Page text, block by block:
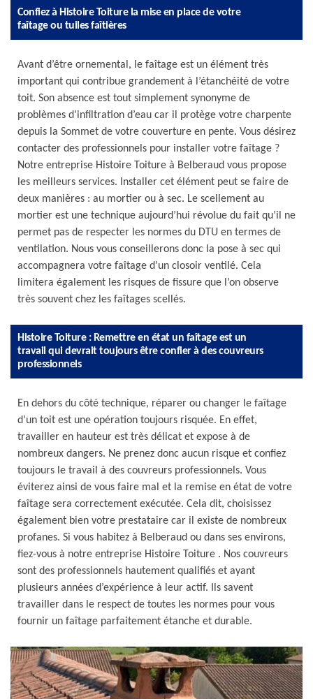
Confiez à Histoire Toiture la mise en place de votre
faîtage ou tuiles faîtières
Avant d’être ornemental, le faîtage est un élément très
important qui contribue grandement à l’étanchéité de votre
toit. Son absence est tout simplement synonyme de
problèmes d’infiltration d’eau car il protège votre charpente
depuis la Sommet de votre couverture en pente. Vous désirez
contacter des professionnels pour installer votre faîtage ?
Notre entreprise Histoire Toiture à Belberaud vous propose
les meilleurs services. Installer cet élément peut se faire de
deux manières : au mortier ou à sec. Le scellement au
mortier est une technique aujourd’hui révolue du fait qu’il ne
permet pas de respecter les normes du DTU en termes de
ventilation. Nous vous conseillerons donc la pose à sec qui
accompagnera votre faîtage d’un closoir ventilé. Cela
limitera également les risques de fissure que l’on observe
très souvent chez les faîtages scellés.
Histoire Toiture : Remettre en état un faîtage est un
travail qui devrait toujours être confier à des couvreurs
professionnels
En dehors du côté technique, réparer ou changer le faîtage
d’un toit est une opération toujours risquée. En effet,
travailler en hauteur est très délicat et expose à de
nombreux dangers. Ne prenez donc aucun risque et confiez
toujours le travail à des couvreurs professionnels. Vous
éviterez ainsi de vous faire mal et la remise en état de votre
faîtage sera correctement exécutée. Cela dit, choisissez
également bien votre prestataire car il existe de nombreux
profanes. Si vous habitez à Belberaud ou dans ses environs,
fiez-vous à notre entreprise Histoire Toiture . Nos couvreurs
sont des professionnels hautement qualifiés et ayant
plusieurs années d’expérience à leur actif. Ils savent
travailler dans le respect de toutes les normes pour vous
fournir un faîtage parfaitement étanche et durable.